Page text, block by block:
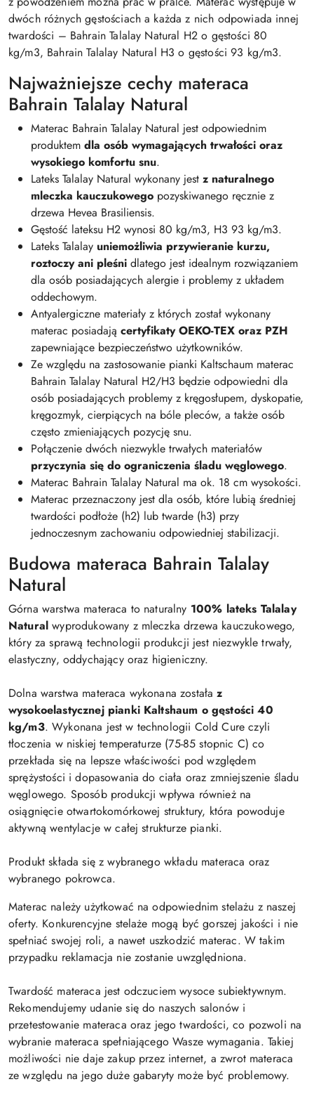
dwóch różnych gęstościach a każda z nich odpowiada innej
twardości – Bahrain Talalay Natural H2 o gęstości 80
kg/m3, Bahrain Talalay Natural H3 o gęstości 93 kg/m3.
Najważniejsze cechy materaca
Bahrain Talalay Natural
Materac Bahrain Talalay Natural jest odpowiednim
produktem dla osób wymagających trwałości oraz
wysokiego komfortu snu.
Lateks Talalay Natural wykonany jest z naturalnego
mleczka kauczukowego pozyskiwanego ręcznie z
drzewa Hevea Brasiliensis.
Gęstość lateksu H2 wynosi 80 kg/m3, H3 93 kg/m3.
Lateks Talalay uniemożliwia przywieranie kurzu,
roztoczy ani pleśni dlatego jest idealnym rozwiązaniem
dla osób posiadających alergie i problemy z układem
oddechowym.
Antyalergiczne materiały z których został wykonany
materac posiadają certyfikaty OEKO-TEX oraz PZH
zapewniające bezpieczeństwo użytkowników.
Ze względu na zastosowanie pianki Kaltschaum materac
Bahrain Talalay Natural H2/H3 będzie odpowiedni dla
osób posiadających problemy z kręgosłupem, dyskopatie,
kręgozmyk, cierpiących na bóle pleców, a także osób
często zmieniających pozycję snu.
Połączenie dwóch niezwykle trwałych materiałów
przyczynia się do ograniczenia śladu węglowego.
Materac Bahrain Talalay Natural ma ok. 18 cm wysokości.
Materac przeznaczony jest dla osób, które lubią średniej
twardości podłoże (h2) lub twarde (h3) przy
jednoczesnym zachowaniu odpowiedniej stabilizacji.
Budowa materaca Bahrain Talalay
Natural
Górna warstwa materaca to naturalny 100% lateks Talalay
Natural wyprodukowany z mleczka drzewa kauczukowego,
który za sprawą technologii produkcji jest niezwykle trwały,
elastyczny, oddychający oraz higieniczny.
Dolna warstwa materaca wykonana zostałaz
wysokoelastycznej pianki Kaltshaum o gęstości 40
kg/m3. Wykonana jest w technologii Cold Cure czyli
tłoczenia w niskiej temperaturze (75-85 stopnic C) co
przekłada się na lepsze właściwości pod względem
sprężystości i dopasowania do ciała oraz zmniejszenie śladu
węglowego. Sposób produkcji wpływa również na
osiągnięcie otwartokomórkowej struktury, która powoduje
aktywną wentylacje w całej strukturze pianki.
Produkt składa się z wybranego wkładu materaca oraz
wybranego pokrowca.
Materac należy użytkować na odpowiednim stelażu z naszej
oferty. Konkurencyjne stelaże mogą być gorszej jakości i nie
spełniać swojej roli, a nawet uszkodzić materac. W takim
przypadku reklamacja nie zostanie uwzględniona.
Twardość materaca jest odczuciem wysoce subiektywnym.
Rekomendujemy udanie się do naszych salonów i
przetestowanie materaca oraz jego twardości, co pozwoli na
wybranie materaca spełniającego Wasze wymagania. Takiej
możliwości nie daje zakup przez internet, a zwrot materaca
ze względu na jego duże gabaryty może być problemowy.